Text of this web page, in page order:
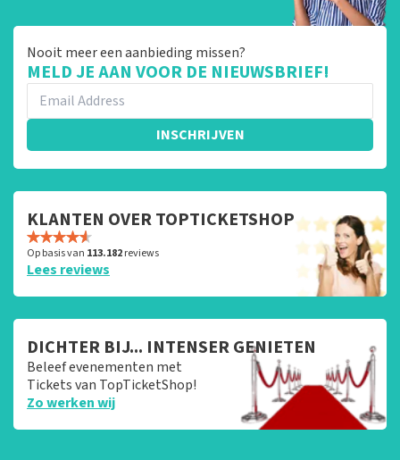
Nooit meer een aanbieding missen?
MELD JE AAN VOOR DE NIEUWSBRIEF!
INSCHRIJVEN
KLANTEN OVER TOPTICKETSHOP
Op basis van 113.182reviews
Lees reviews
DICHTER BIJ... INTENSER GENIETEN
Beleef evenementen met
Tickets van TopTicketShop!
Zo werken wij